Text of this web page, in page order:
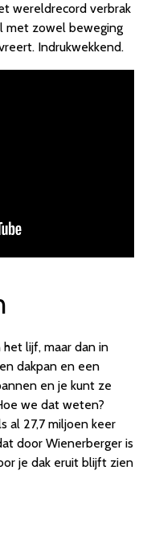
wereldrecord verbrak
met zowel beweging
Indrukwekkend.
lijf, maar dan in
dakpan en een
en je kunt ze
we dat weten?
al 27,7 miljoen keer
door Wienerberger is
je dak eruit blijft zien